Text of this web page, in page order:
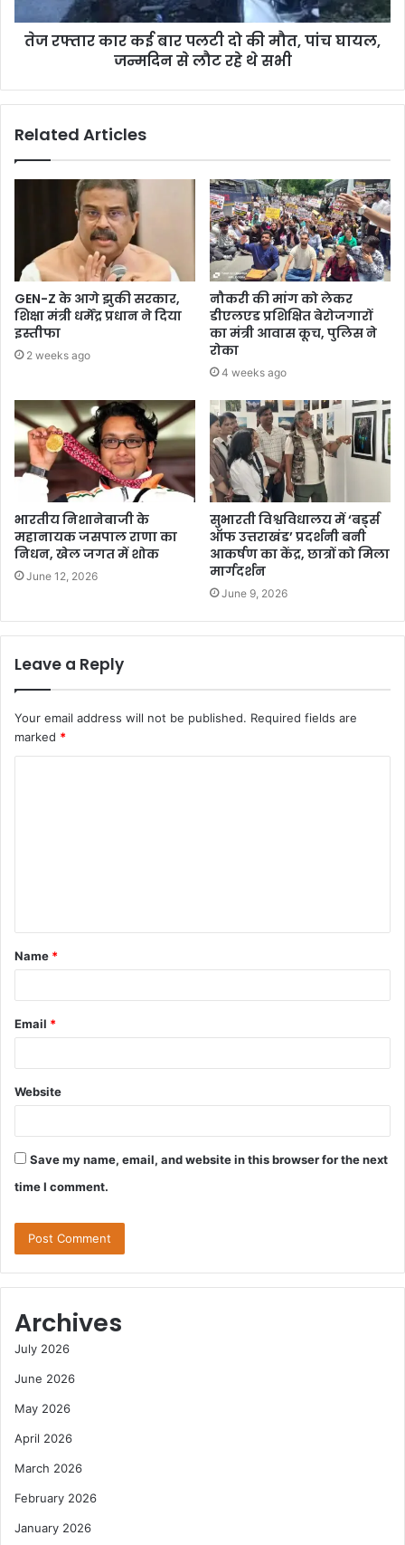
तेज रफ्तार कार कई बार पलटी दो की मौत, पांच घायल,
जन्मदिन से लौट रहे थे सभी
Related Articles
GEN-Z के आगे झुकी सरकार,
शिक्षा मंत्री धर्मेंद्र प्रधान ने दिया
इस्तीफा
2 weeks ago
नौकरी की मांग को लेकर
डीएलएड प्रशिक्षित बेरोजगारों
का मंत्री आवास कूच, पुलिस ने
रोका
4 weeks ago
भारतीय निशानेबाजी के
महानायक जसपाल राणा का
निधन, खेल जगत में शोक
June 12, 2026
सुभारती विश्वविधालय में ‘बर्ड्स
ऑफ उत्तराखंड’ प्रदर्शनी बनी
आकर्षण का केंद्र, छात्रों को मिला
मार्गदर्शन
June 9, 2026
Leave a Reply
Your email address will not be published. Required fields are
marked *
t
*
Name *
Email *
Website
Save my name, email, and website in this browser for the next
time I comment.
Archives
July 2026
June 2026
May 2026
April 2026
March 2026
February 2026
January 2026